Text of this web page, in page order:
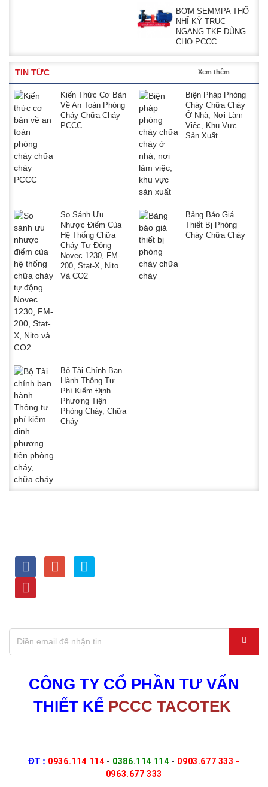
BƠM SEMMPA THỔ
NHĨ KỲ TRỤC
NGANG TKF DÙNG
CHO PCCC
TIN TỨC Xem thêm
Kiến Thức Cơ Bản
Về An Toàn Phòng
Cháy Chữa Cháy
PCCC
Biện Pháp Phòng
Cháy Chữa Cháy
Ở Nhà, Nơi Làm
Việc, Khu Vực
Sản Xuất
So Sánh Ưu
Nhược Điểm Của
Hệ Thống Chữa
Cháy Tự Động
Novec 1230, FM-
200, Stat-X, Nito
Và CO2
Bảng Báo Giá
Thiết Bị Phòng
Cháy Chữa Cháy
Bộ Tài Chính Ban
Hành Thông Tư
Phí Kiểm Định
Phương Tiện
Phòng Cháy, Chữa
Cháy
CÔNG TY CỔ PHẦN TƯ VẤN
THIẾT KẾ PCCC TACOTEK
ĐT : 0936.114 114 - 0386.114 114 - 0903.677 333 -
0963.677 333